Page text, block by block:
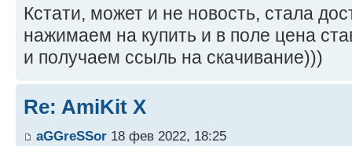
Кстати, может и не новость, стала
нажимаем на купить и в поле цена
и получаем ссыль на скачивание)))
Re: AmiKit X
aGGreSSor 18 фев 2022, 18:25